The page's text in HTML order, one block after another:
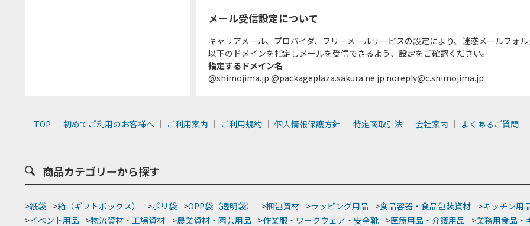
メール受信設定について
キャリアメール、プロバイダ、フリーメールサービスの設定により、迷惑メールフォ
以下のドメインを指定しメールを受信できるよう、設定をご確認ください。
指定するドメイン名
@shimojima.jp @packageplaza.sakura.ne.jp noreply@c.shimojima.jp
TOP 初めてご利用のお客様へ ご利用案内 ご利用規約 個人情報保護方針 特定商取引法 会社案内 よくあるご質問
商品カテゴリーから探す
>紙袋 >箱（ギフトボックス） >ポリ袋 >OPP袋（透明袋） >梱包資材 >ラッピング用品 >食品容器・食品包装資材 >キッチン用
>イベント用品 >物流資材・工場資材 >農業資材・園芸用品 >作業服・ワークウェア・安全靴 >医療用品・介護用品 >業務用食品・